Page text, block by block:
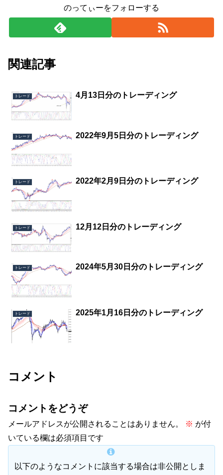
のってぃーをフォローする
関連記事
トレード 4月13日分のトレーディング
トレード 2022年9月5日分のトレーディング
トレード 2022年2月9日分のトレーディング
トレード 12月12日分のトレーディング
トレード 2024年5月30日分のトレーディング
トレード 2025年1月16日分のトレーディング
コメント
コメントをどうぞ
メールアドレスが公開されることはありません。 ※ が付
いている欄は必須項目です
以下のようなコメントに該当する場合は非公開としま